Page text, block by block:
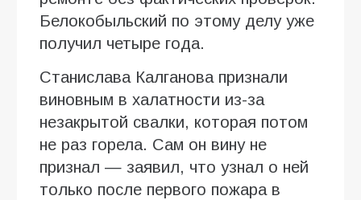
Белокобыльский по этому делу уже
получил четыре года.
Станислава Калганова признали
виновным в халатности из-за
незакрытой свалки, которая потом
не раз горела. Сам он вину не
признал — заявил, что узнал о ней
только после первого пожара в